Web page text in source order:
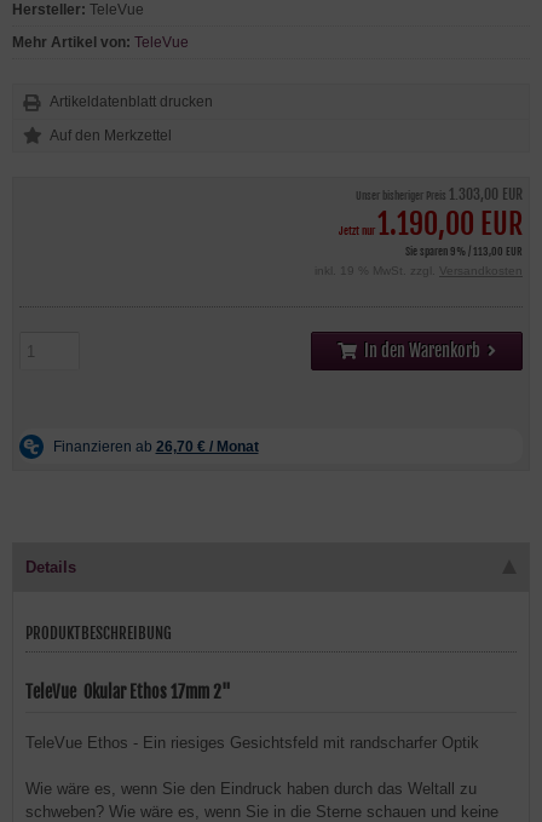
Unser bisheriger Preis 1.303,00 EUR
Jetzt nur1.190,00 EUR
Sie sparen 9% / 113,00 EUR
inkl. 19 % MwSt. zzgl.
Versandkosten
In den Warenkorb
Hersteller: TeleVue
Mehr Artikel von: TeleVue
Artikeldatenblatt drucken
Details
PRODUKTBESCHREIBUNG
TeleVue Okular Ethos 17mm 2"
TeleVue Ethos - Ein riesiges Gesichtsfeld mit randscharfer Optik
Wie wäre es, wenn Sie den Eindruck haben durch das Weltall zu
schweben? Wie wäre es, wenn Sie in die Sterne schauen und keine